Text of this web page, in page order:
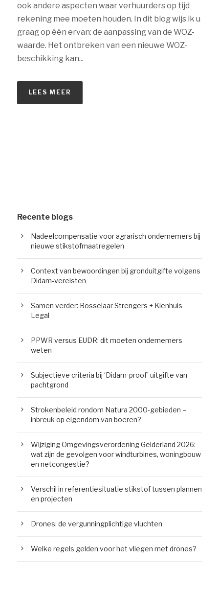
ook andere aspecten waar verhuurders op tijd
rekening mee moeten houden. In dit blog wijs ik u
graag op één ervan: de aanpassing van de WOZ-
waarde. Het ontbreken van een nieuwe WOZ-
beschikking kan...
LEES MEER
Recente blogs
Nadeelcompensatie voor agrarisch ondernemers bij
nieuwe stikstofmaatregelen
Context van bewoordingen bij gronduitgifte volgens
Didam-vereisten
Samen verder: Bosselaar Strengers + Kienhuis
Legal
PPWR versus EUDR: dit moeten ondernemers
weten
Subjectieve criteria bij ‘Didam-proof’ uitgifte van
pachtgrond
Strokenbeleid rondom Natura 2000-gebieden –
inbreuk op eigendom van boeren?
Wijziging Omgevingsverordening Gelderland 2026:
wat zijn de gevolgen voor windturbines, woningbouw
en netcongestie?
Verschil in referentiesituatie stikstof tussen plannen
en projecten
Drones: de vergunningplichtige vluchten
Welke regels gelden voor het vliegen met drones?